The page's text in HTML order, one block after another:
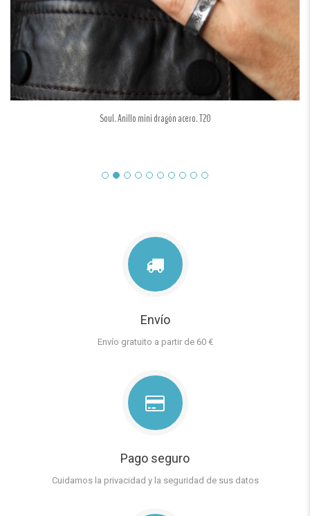
Soul. Anillo mini dragón acero. T20
Envío
Envío gratuito a partir de 60 €
Pago seguro
Cuidamos la privacidad y la seguridad de sus datos